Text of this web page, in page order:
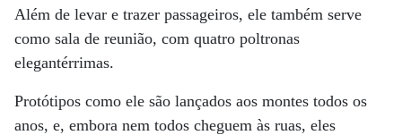
Além de levar e trazer passageiros, ele também serve
como sala de reunião, com quatro poltronas
elegantérrimas.
Protótipos como ele são lançados aos montes todos os
anos, e, embora nem todos cheguem às ruas, eles